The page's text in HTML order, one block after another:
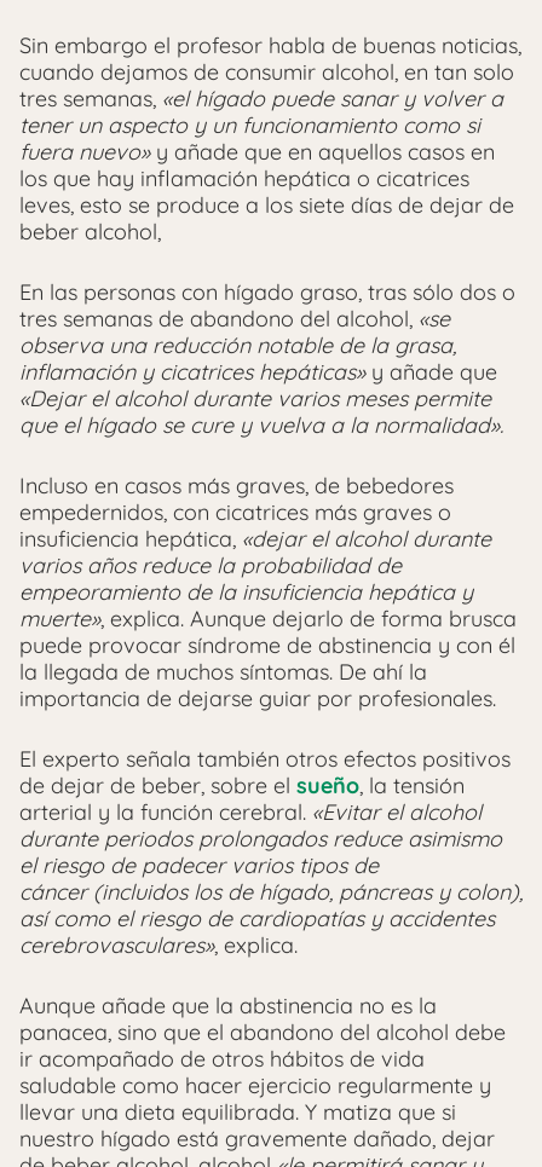
Sin embargo el profesor habla de buenas noticias,
cuando dejamos de consumir alcohol, en tan solo
tres semanas, «el hígado puede sanar y volver a
tener un aspecto y un funcionamiento como si
fuera nuevo» y añade que en aquellos casos en
los que hay inflamación hepática o cicatrices
leves, esto se produce a los siete días de dejar de
beber alcohol,
En las personas con hígado graso, tras sólo dos o
tres semanas de abandono del alcohol, «se
observa una reducción notable de la grasa,
inflamación y cicatrices hepáticas»y añade que
«Dejar el alcohol durante varios meses permite
que el hígado se cure y vuelva a la normalidad».
Incluso en casos más graves, de bebedores
empedernidos, con cicatrices más graves o
insuficiencia hepática, «dejar el alcohol durante
varios años reduce la probabilidad de
empeoramiento de la insuficiencia hepática y
muerte», explica. Aunque dejarlo de forma brusca
puede provocar síndrome de abstinencia y con él
la llegada de muchos síntomas. De ahí la
importancia de dejarse guiar por profesionales.
El experto señala también otros efectos positivos
de dejar de beber, sobre el sueño, la tensión
arterial y la función cerebral. «Evitar el alcohol
durante periodos prolongados reduce asimismo
el riesgo de padecer varios tipos de
cáncer (incluidos los de hígado, páncreas y colon),
así como el riesgo de cardiopatías y accidentes
cerebrovasculares», explica.
Aunque añade que la abstinencia no es la
panacea, sino que el abandono del alcohol debe
ir acompañado de otros hábitos de vida
saludable como hacer ejercicio regularmente y
llevar una dieta equilibrada. Y matiza que si
nuestro hígado está gravemente dañado, dejar